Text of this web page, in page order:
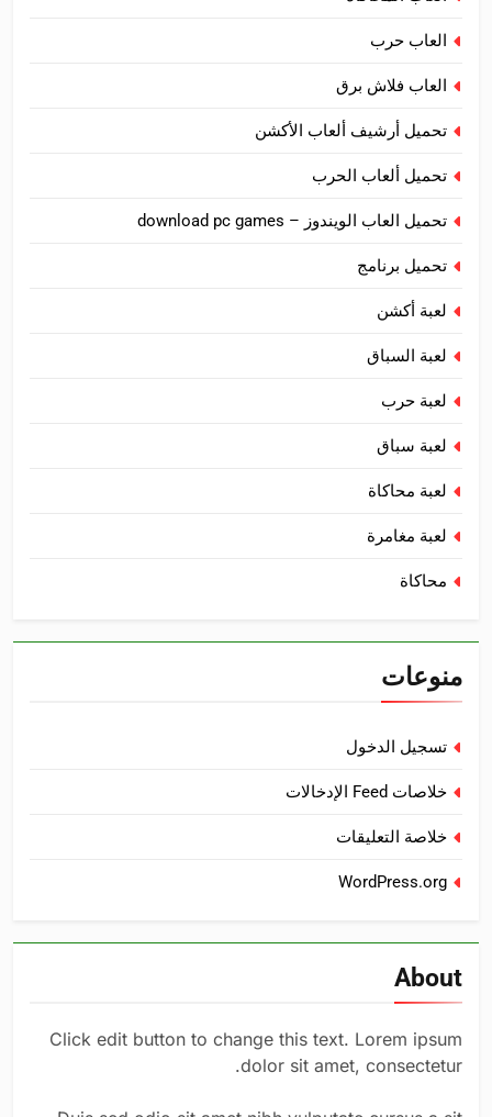
العاب حرب
العاب فلاش برق
تحميل أرشيف ألعاب الأكشن
تحميل ألعاب الحرب
تحميل العاب الويندوز – download pc games
تحميل برنامج
لعبة أكشن
لعبة السباق
لعبة حرب
لعبة سباق
لعبة محاكاة
لعبة مغامرة
محاكاة
منوعات
تسجيل الدخول
خلاصات Feed الإدخالات
خلاصة التعليقات
WordPress.org
About
Click edit button to change this text. Lorem ipsum
dolor sit amet, consectetur.